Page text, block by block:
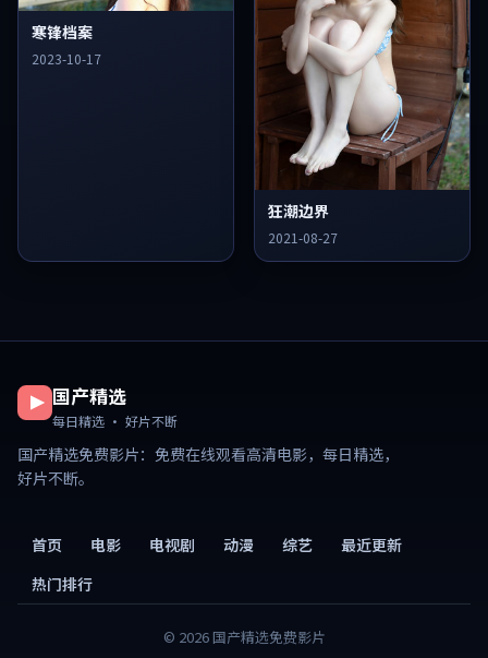
寒锋档案
2023-10-17
狂潮边界
2021-08-27
国产精选
每日精选 · 好片不断
国产精选免费影片：免费在线观看高清电影，每日精选，
好片不断。
首页 电影 电视剧 动漫 综艺
最近更新
热门排行
© 2026 国产精选免费影片